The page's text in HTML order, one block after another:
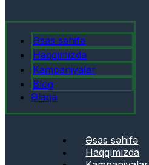
Əsas səhifə
Haqqımızda
Kampaniyalar
Blog
Əlaqə
Əsas səhifə
Haqqımızda